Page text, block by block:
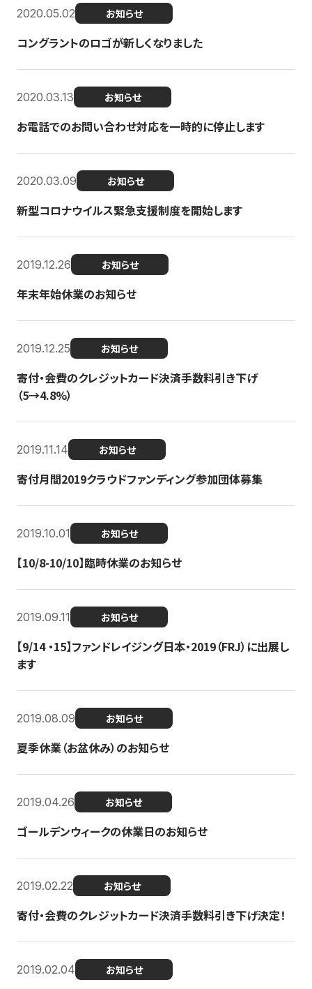
2020.05.02 お知らせ
コングラントのロゴが新しくなりました
2020.03.13 お知らせ
お電話でのお問い合わせ対応を一時的に停止します
2020.03.09 お知らせ
新型コロナウイルス緊急支援制度を開始します
2019.12.26 お知らせ
年末年始休業のお知らせ
2019.12.25 お知らせ
寄付・会費のクレジットカード決済手数料引き下げ
（5→4.8%）
2019.11.14 お知らせ
寄付月間2019クラウドファンディング参加団体募集
2019.10.01 お知らせ
【10/8-10/10】臨時休業のお知らせ
2019.09.11 お知らせ
【9/14 ・15】ファンドレイジング日本・2019（FRJ）に出展し
ます
2019.08.09 お知らせ
夏季休業（お盆休み）のお知らせ
2019.04.26 お知らせ
ゴールデンウィークの休業日のお知らせ
2019.02.22 お知らせ
寄付・会費のクレジットカード決済手数料引き下げ決定！
2019.02.04 お知らせ